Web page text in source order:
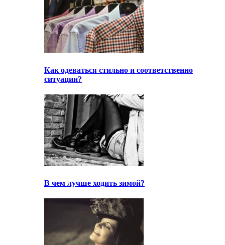
Как одеваться стильно и соответственно
ситуации?
В чем лучше ходить зимой?